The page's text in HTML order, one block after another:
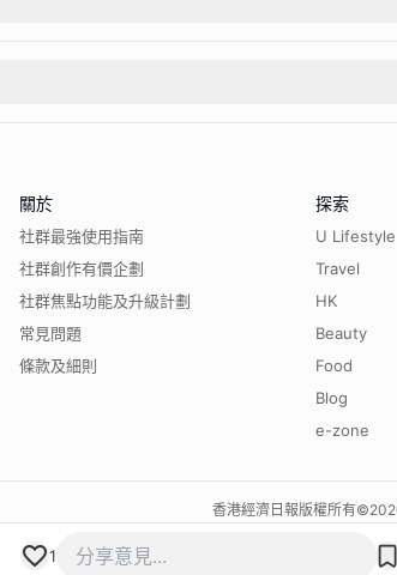
1
關於
社群最強使用指南
社群創作有價企劃
社群焦點功能及升級計劃
常見問題
條款及細則
探索
U Lifestyle
Travel
HK
Beauty
Food
Blog
e-zone
香港經濟日報版權所有©